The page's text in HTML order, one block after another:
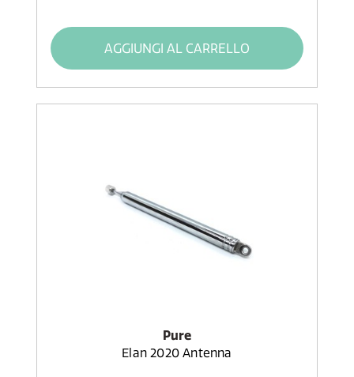
AGGIUNGI AL CARRELLO
Pure
Elan 2020 Antenna